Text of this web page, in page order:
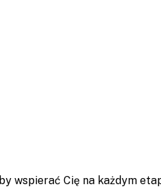
wspierać Cię na każdym